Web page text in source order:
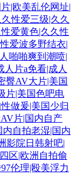
|欧美乱伦网址|
久性爱三级|久久
爱黄色|久久性
爱波多野结衣|
啪啪爽到潮喷|
片a免看|成人
臀AV大片|美国
片|美国色吧电
做爰|美国少归
片|国内自产
内自拍老湿|国内
影院日韩射吧|
区|欧洲自拍偷
伦理|殴美浮力